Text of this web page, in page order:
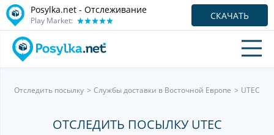
Posylka.net - Отслеживание
Play Market: СКАЧАТЬ
Отследить посылку Службы доставки в Восточной Европе UTEC
ОТСЛЕДИТЬ ПОСЫЛКУ UTEC